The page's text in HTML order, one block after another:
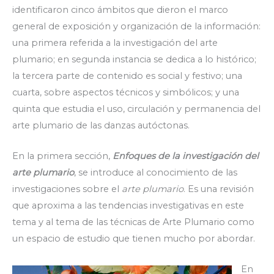
identificaron cinco ámbitos que dieron el marco
general de exposición y organización de la información:
una primera referida a la investigación del arte
plumario; en segunda instancia se dedica a lo histórico;
la tercera parte de contenido es social y festivo; una
cuarta, sobre aspectos técnicos y simbólicos; y una
quinta que estudia el uso, circulación y permanencia del
arte plumario de las danzas autóctonas.
En la primera sección, Enfoques de la investigación del
arte plumario, se introduce al conocimiento de las
investigaciones sobre el arte plumario. Es una revisión
que aproxima a las tendencias investigativas en este
tema y al tema de las técnicas de Arte Plumario como
un espacio de estudio que tienen mucho por abordar.
En